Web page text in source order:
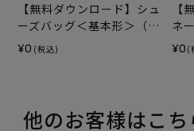
【無料ダウンロード】シュ
ーズバッグ＜基本形＞（レ
シピ）
¥0 (税込)
【
ネ
手
¥0 (
他のお客様はこ